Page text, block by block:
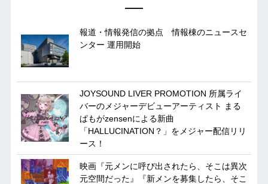
報道・情報発信の拠点 情報棟のニュースセ
ンター 運用開始
JOYSOUND LIVER PROMOTION 所属ライ
バーのメジャーデビューアーティスト まる
ぱもがzensenによる新曲
「HALLUCINATION？」をメジャー配信リリ
ース！
映画『元メンに呼び出されたら、そこは異次
元空間だった』『新メンを募集したら、そこ